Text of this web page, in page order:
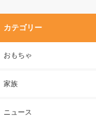
カテゴリー
おもちゃ
家族
ニュース